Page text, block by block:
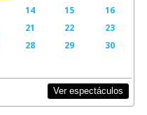
14 15
16
21 22
23
28 29
30
Ver espectáculos